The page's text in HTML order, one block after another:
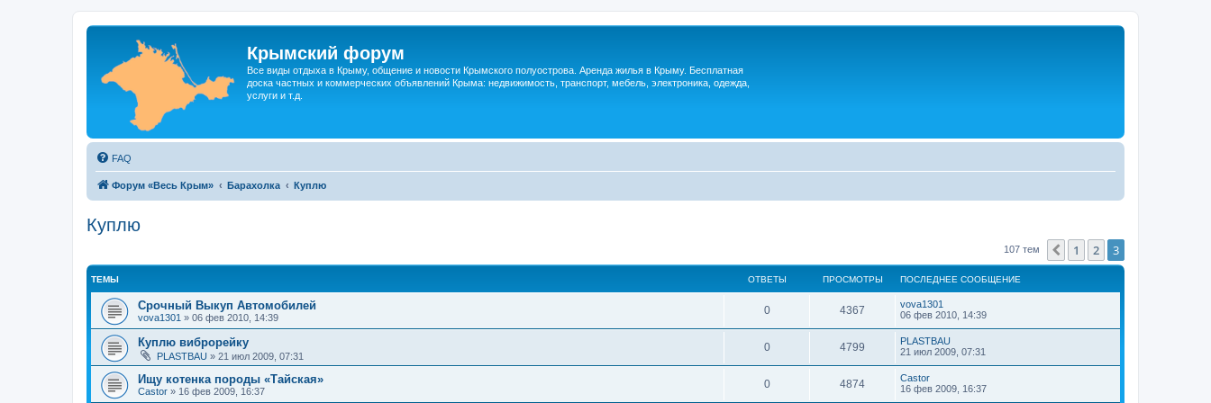
Крымский форум
Все виды отдыха в Крыму, общение и новости Крымского полуострова. Аренда жилья в Крыму. Бесплатная
доска частных и коммерческих объявлений Крыма: недвижимость, транспорт, мебель, электроника, одежда,
услуги и т.д.
FAQ
Форум «Весь Крым» Барахолка Куплю
Куплю
107 тем Пред.
1 2 3
ТЕМЫ ОТВЕТЫ ПРОСМОТРЫ ПОСЛЕДНЕЕ СООБЩЕНИЕ
Срочный Выкуп Автомобилей
vova1301 » 06 фев 2010, 14:39
0 4367
vova1301
06 фев 2010, 14:39
Куплю виброрейку
PLASTBAU » 21 июл 2009, 07:31
0 4799
PLASTBAU
21 июл 2009, 07:31
Ищу котенка породы «Тайская»
Castor » 16 фев 2009, 16:37
0 4874
Castor
16 фев 2009, 16:37